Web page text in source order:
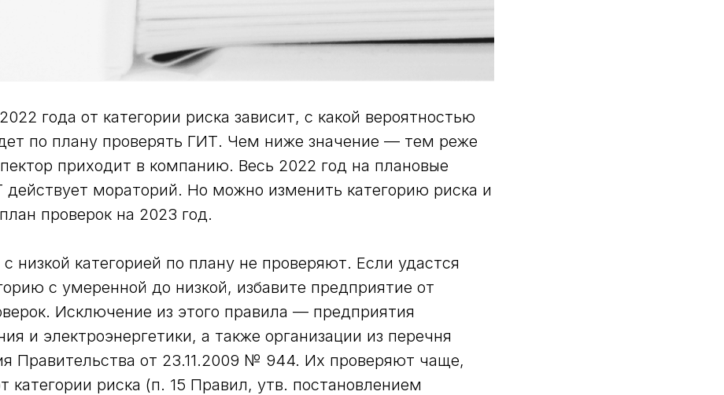
года от категории риска зависит, с какой вероятностью
по плану проверять ГИТ. Чем ниже значение — тем реже
приходит в компанию. Весь 2022 год на плановые
действует мораторий. Но можно изменить категорию риска и
проверок на 2023 год.
низкой категорией по плану не проверяют. Если удастся
с умеренной до низкой, избавите предприятие от
Исключение из этого правила — предприятия
и электроэнергетики, а также организации из перечня
Правительства от 23.11.2009 № 944. Их проверяют чаще,
категории риска (п. 15 Правил, утв. постановлением